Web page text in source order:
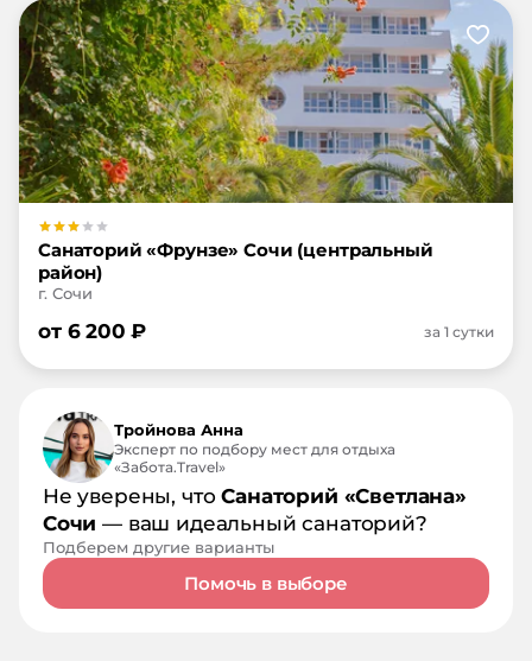
Санаторий «Фрунзе» Сочи (центральный
район)
г. Сочи
от 6 200 ₽ за 1 сутки
Тройнова Анна
Эксперт по подбору мест для отдыха
«Забота.Travel»
Не уверены, чтоСанаторий «Светлана»
Сочи — ваш идеальный санаторий?
Подберем другие варианты
Помочь в выборе